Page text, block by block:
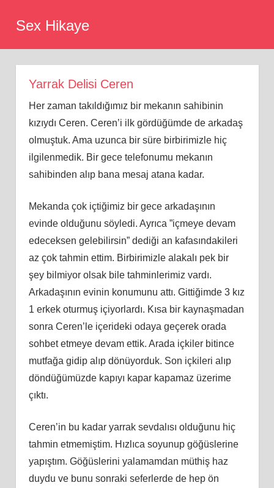
Sex Hikaye
Yarrak Delisi Ceren
Her zaman takıldığımız bir mekanın sahibinin
kızıydı Ceren. Ceren’i ilk gördüğümde de arkadaş
olmuştuk. Ama uzunca bir süre birbirimizle hiç
ilgilenmedik. Bir gece telefonumu mekanın
sahibinden alıp bana mesaj atana kadar.
Mekanda çok içtiğimiz bir gece arkadaşının
evinde olduğunu söyledi. Ayrıca ”içmeye devam
edeceksen gelebilirsin” dediği an kafasındakileri
az çok tahmin ettim. Birbirimizle alakalı pek bir
şey bilmiyor olsak bile tahminlerimiz vardı.
Arkadaşının evinin konumunu attı. Gittiğimde 3 kız
1 erkek oturmuş içiyorlardı. Kısa bir kaynaşmadan
sonra Ceren’le içerideki odaya geçerek orada
sohbet etmeye devam ettik. Arada içkiler bitince
mutfağa gidip alıp dönüyorduk. Son içkileri alıp
döndüğümüzde kapıyı kapar kapamaz üzerime
çıktı.
Ceren’in bu kadar yarrak sevdalısı olduğunu hiç
tahmin etmemiştim. Hızlıca soyunup göğüslerine
yapıştım. Göğüslerini yalamamdan müthiş haz
duydu ve bunu sonraki seferlerde de hep ön